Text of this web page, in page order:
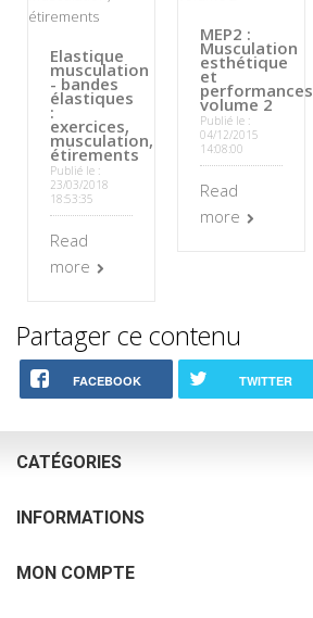
Elastique
musculation
- bandes
élastiques
:
exercices,
musculation,
étirements
Publié le :
23/03/2018
18:53:35
Read
more
MEP2 :
Musculation
esthétique
et
performances
volume 2
Publié le :
04/12/2015
14:08:00
Read
more
Partager ce contenu
FACEBOOK TWITTER
CATÉGORIES
INFORMATIONS
MON COMPTE